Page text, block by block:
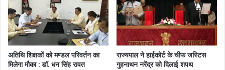
अतिथि शिक्षकों को मण्डल परिवर्तन का
मिलेगा मौका : डॉ. धन सिंह रावत
राज्यपाल ने हाईकोर्ट के चीफ जस्टिस
गुहनाथन नरेंद्र को दिलाई शपथ